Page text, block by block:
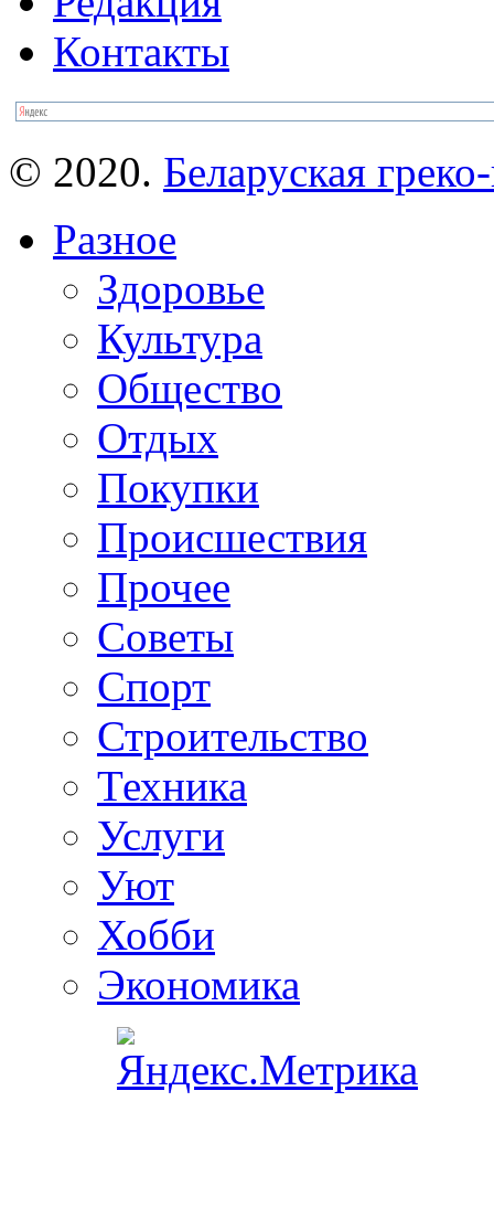
Контакты
© 2020. Беларуская
Разное
Здоровье
Культура
Общество
Отдых
Покупки
Происшествия
Прочее
Советы
Спорт
Строительство
Техника
Услуги
Уют
Хобби
Экономика